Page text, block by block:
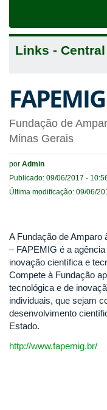
Links -
FAPEMIG
Fundação de
Minas Gerais
por Admin
Publicado: 09/06/2017 -
Última modificação: 09/06/
A Fundação de Amparo
– FAPEMIG é a
inovação científica e
Compete à Fundação
tecnológica e de
individuais, que sejam
desenvolvimento
Estado.
http://www.fapemig.br/